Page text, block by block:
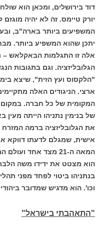
דוד בירושלים, ומכאן הוא
יורק טיימס. זה לא יהיה
המשפיעים ביותר בארה"ב,
יתכן שהוא המשפיע ביותר.
אלה זו התגלמות הבאקלאש –
הגלובליזציה. וגם בתגובות
"הלקסוס ועץ הזית", שיצא
ארצי. הניגודים האלה
המקומית של כל חברה.
של בנימין נתניהו הייתה
את הגלובליזציה ברמה המזרח
אישית, שמגלם לדעתו דווקא
המאה ה-21 מצד אחד
הוא מצטט את ידידו משה
בנתניהו ביטוי לפחד מפני
וכו'. הוא מדגיש שמדובר
"התאהבתי בישראל"